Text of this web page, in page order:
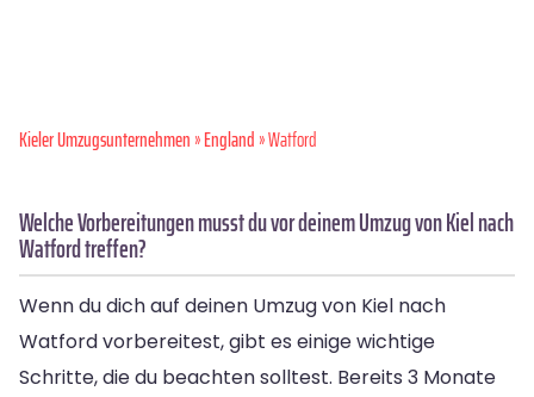
Kieler Umzugsunternehmen»England» Watford
Welche Vorbereitungen musst du vor deinem Umzug von Kiel nach
Watford treffen?
Wenn du dich auf deinen Umzug von Kiel nach
Watford vorbereitest, gibt es einige wichtige
Schritte, die du beachten solltest. Bereits 3 Monate